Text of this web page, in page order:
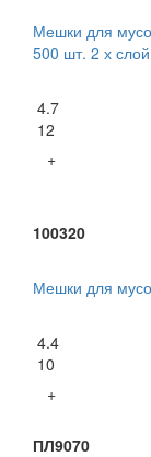
Мешки для
500 шт. 2 х
4.7
12
+
100320
Мешки для
4.4
10
+
ПЛ9070